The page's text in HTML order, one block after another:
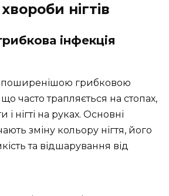
нігтів
інфекція
грибковою
що часто трапляється на стопах,
нігті на руках. Основні
зміну кольору нігтя, його
та відшарування від